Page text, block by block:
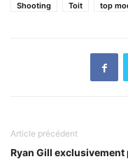
Shooting
Toit top
Article précédent
Ryan Gill exclusivement